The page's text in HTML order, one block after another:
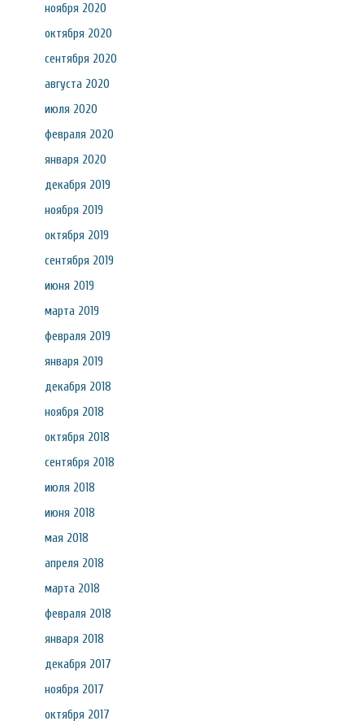
ноября 2020
октября 2020
сентября 2020
августа 2020
июля 2020
февраля 2020
января 2020
декабря 2019
ноября 2019
октября 2019
сентября 2019
июня 2019
марта 2019
февраля 2019
января 2019
декабря 2018
ноября 2018
октября 2018
сентября 2018
июля 2018
июня 2018
мая 2018
апреля 2018
марта 2018
февраля 2018
января 2018
декабря 2017
ноября 2017
октября 2017